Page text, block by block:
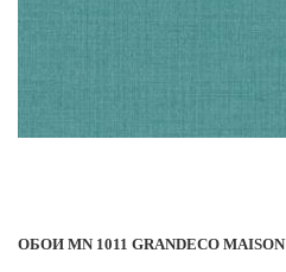
ОБОИ MN 1011 GRANDECO MAISON